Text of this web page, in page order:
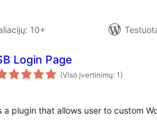
10+
Login Page
(Viso įvertinimų: 1)
a plugin that allows user to custom